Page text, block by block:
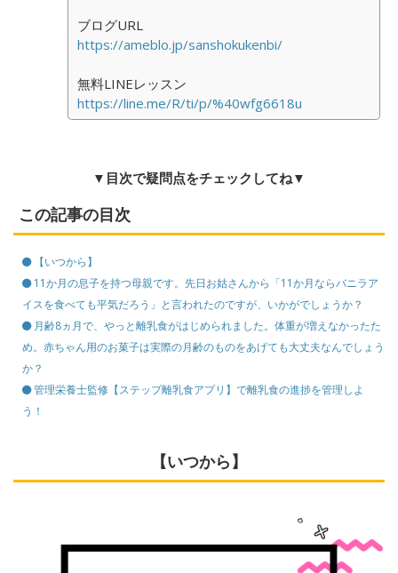
ブログURL
https://ameblo.jp/sanshokukenbi/
無料LINEレッスン
https://line.me/R/ti/p/%40wfg6618u
▼目次で疑問点をチェックしてね▼
この記事の目次
【いつから】
11か月の息子を持つ母親です。先日お姑さんから「11か月ならバニラア
イスを食べても平気だろう」と言われたのですが、いかがでしょうか？
月齢8ヵ月で、やっと離乳食がはじめられました。体重が増えなかったた
め。赤ちゃん用のお菓子は実際の月齢のものをあげても大丈夫なんでしょう
か？
管理栄養士監修【ステップ離乳食アプリ】で離乳食の進捗を管理しよ
う！
【いつから】